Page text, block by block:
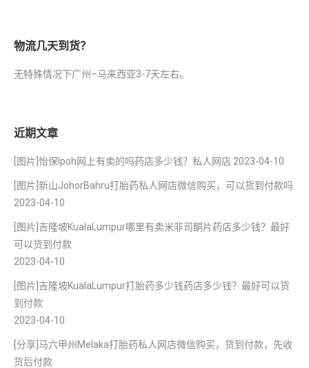
物流几天到货？
无特殊情况下广州–马来西亚3-7天左右。
近期文章
[图片]怡保lpoh网上有卖的吗药店多少钱？私人网店 2023-04-10
[图片]新山JohorBahru打胎药私人网店微信购买，可以货到付款吗
2023-04-10
[图片]吉隆坡KualaLumpur哪里有卖米非司酮片药店多少钱？最好
可以货到付款
2023-04-10
[图片]吉隆坡KualaLumpur打胎药多少钱药店多少钱？最好可以货
到付款
2023-04-10
[分享]马六甲州Melaka打胎药私人网店微信购买，货到付款，先收
货后付款